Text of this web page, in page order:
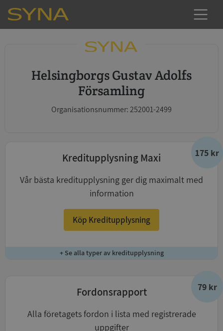
Helsingborgs Gustav Adolfs
Församling
Organisationsnummer: 252001-2499
175 kr
Kreditupplysning Maxi
Vår bästa kreditupplysning ger dig maximalt med
information
Köp Kreditupplysning
+ Se alla typer av kreditupplysning
79 kr
Fordonsrapport
Alla företagets fordon i lista med registrerade
uppgifter